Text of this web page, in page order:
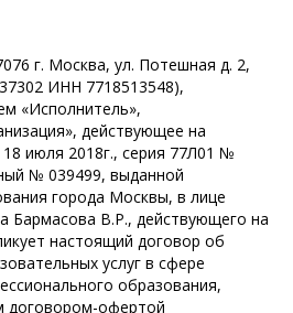
О обучении
О биоматериалах
г. Москва, ул. Потешная д. 2,
ИНН 7718513548),
«Исполнитель»,
действующее на
июля 2018г., серия 77Л01 №
№ 039499, выданной
города Москвы, в лице
Бармасова В.Р., действующего на
настоящий договор об
услуг в сфере
образования,
договором-офертой